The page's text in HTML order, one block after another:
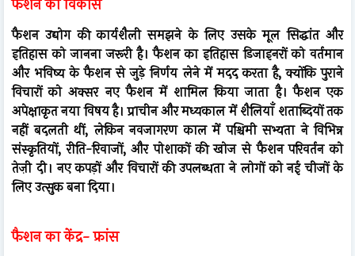
फैशन का विकास
फैशन उद्योग की कार्यशैली समझने के लिए उसके मूल सिद्धांत और
इतिहास को जानना जरूरी है। फैशन का इतिहास डिजाइनरों को वर्तमान
और भविष्य के फैशन से जुड़े निर्णय लेने में मदद करता है, क्योंकि पुराने
विचारों को अक्सर नए फैशन में शामिल किया जाता है। फैशन एक
अपेक्षाकृत नया विषय है। प्राचीन और मध्यकाल में शैलियाँ शताब्दियों तक
नहीं बदलती थीं, लेकिन नवजागरण काल में पश्चिमी सभ्यता ने विभिन्न
संस्कृतियों, रीति-रिवाजों, और पोशाकों की खोज से फैशन परिवर्तन को
तेज़ी दी। नए कपड़ों और विचारों की उपलब्धता ने लोगों को नई चीजों के
लिए उत्सुक बना दिया।
फैशन का केंद्र- फ्रांस